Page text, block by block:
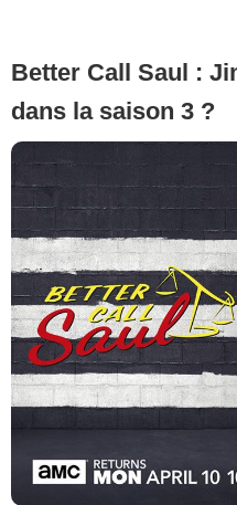
Better Call Saul :
dans la saison 3 ?